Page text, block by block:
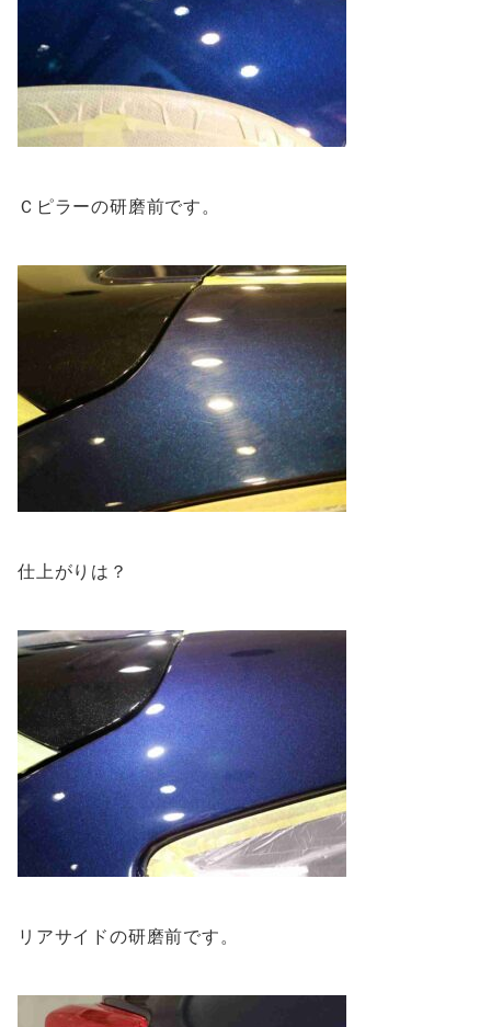
Ｃピラーの研磨前です。
仕上がりは？
リアサイドの研磨前です。